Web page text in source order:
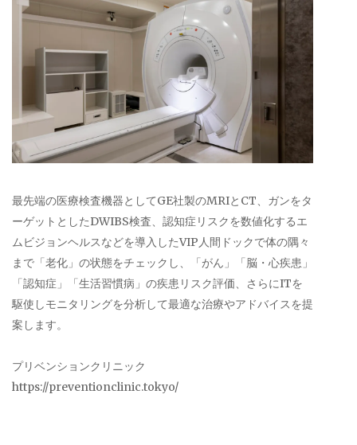
最先端の医療検査機器としてGE社製のMRIとCT、ガンをタ
ーゲットとしたDWIBS検査、認知症リスクを数値化するエ
ムビジョンヘルスなどを導入したVIP人間ドックで体の隅々
まで「老化」の状態をチェックし、「がん」「脳・心疾患」
「認知症」「生活習慣病」の疾患リスク評価、さらにITを
駆使しモニタリングを分析して最適な治療やアドバイスを提
案します。
プリベンションクリニック
https://preventionclinic.tokyo/